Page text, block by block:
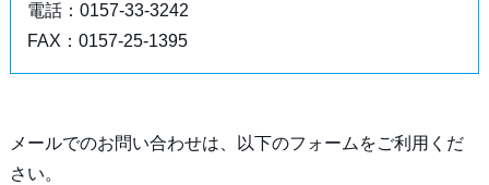
電話：0157-33-3242
FAX：0157-25-1395
メールでのお問い合わせは、以下のフォームをご利用くだ
さい。